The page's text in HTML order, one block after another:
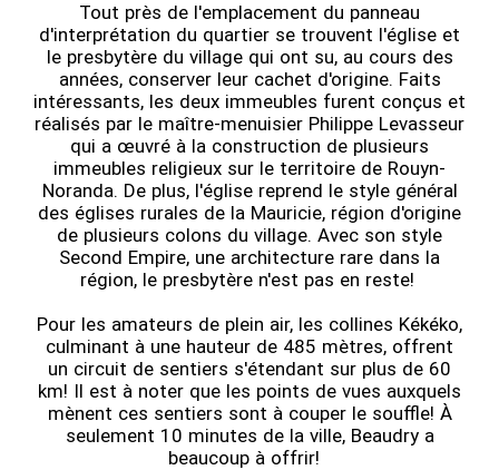
Tout près de l'emplacement du panneau
d'interprétation du quartier se trouvent l'église et
le presbytère du village qui ont su, au cours des
années, conserver leur cachet d'origine. Faits
intéressants, les deux immeubles furent conçus et
réalisés par le maître-menuisier Philippe Levasseur
qui a œuvré à la construction de plusieurs
immeubles religieux sur le territoire de Rouyn-
Noranda. De plus, l'église reprend le style général
des églises rurales de la Mauricie, région d'origine
de plusieurs colons du village. Avec son style
Second Empire, une architecture rare dans la
région, le presbytère n'est pas en reste!
Pour les amateurs de plein air, les collines Kékéko,
culminant à une hauteur de 485 mètres, offrent
un circuit de sentiers s'étendant sur plus de 60
km! Il est à noter que les points de vues auxquels
mènent ces sentiers sont à couper le souffle! À
seulement 10 minutes de la ville, Beaudry a
beaucoup à offrir!